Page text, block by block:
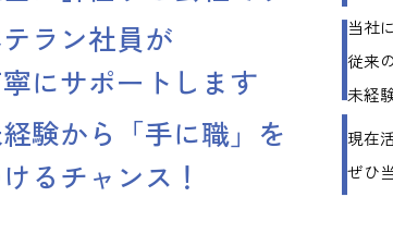
ラン社員が
にサポートします
当社
従来
未経
験から「手に職」を
るチャンス！
現在
ぜひ